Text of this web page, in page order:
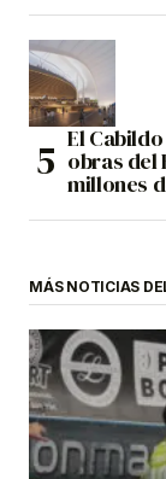
El
obras del
millones
MÁS NOTICIAS